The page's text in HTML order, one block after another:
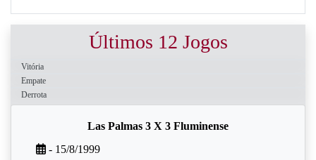
Últimos 12 Jogos
Vitória
Empate
Derrota
Las Palmas 3 X 3 Fluminense
- 15/8/1999